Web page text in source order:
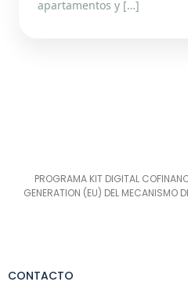
apartamentos y […]
PROGRAMA KIT DIGITAL
GENERATION (EU) DEL MECANISMO
CONTACTO